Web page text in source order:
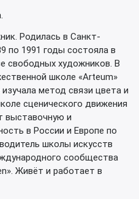
Родилась в Санкт-
по 1991 годы состояла в
свободных художников. В
школе «Arteum»
метод связи цвета и
сценического движения
выставочную и
в России и Европе по
школы искусств
сообщества
Живёт и работает в